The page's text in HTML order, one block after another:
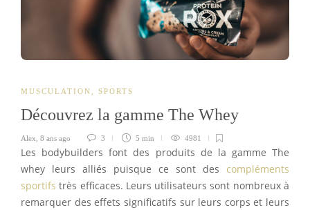
MUSCULATION SPORTS
Découvrez la gamme The Whey
Alex 8 ans ago 3 5 min 4981
Les bodybuilders font des produits de la gamme The
whey leurs alliés puisque ce sont des compléments
sportifs très efficaces. Leurs utilisateurs sont nombreux à
remarquer des effets significatifs sur leurs corps et leurs